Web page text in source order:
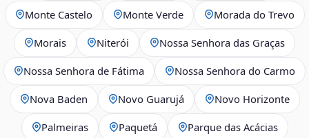
Monte Castelo Monte Verde Morada do Trevo
Morais Niterói Nossa Senhora das Graças
Nossa Senhora de Fátima Nossa Senhora do Carmo
Nova Baden Novo Guarujá Novo Horizonte
Palmeiras Paquetá Parque das Acácias